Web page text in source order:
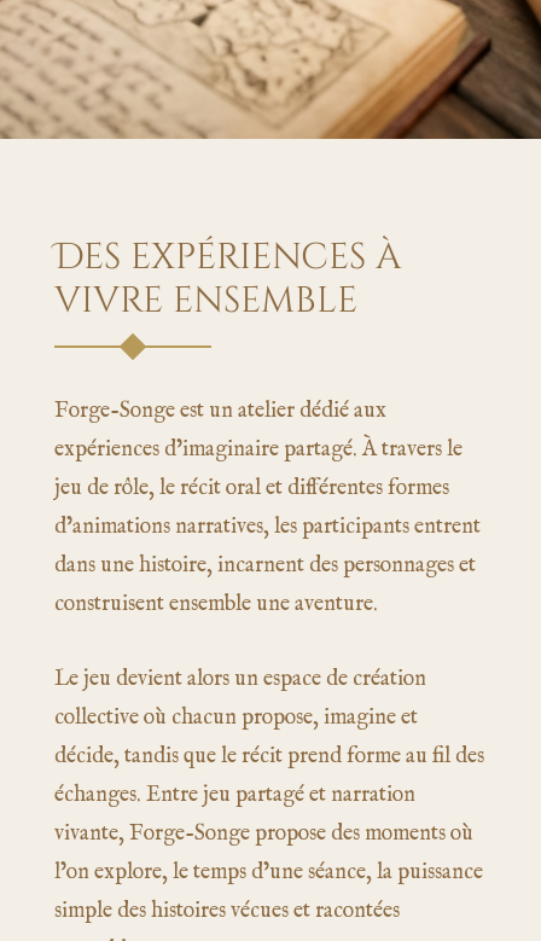
Des expériences à
vivre ensemble
Forge-Songe est un atelier dédié aux
expériences d’imaginaire partagé. À travers le
jeu de rôle, le récit oral et différentes formes
d’animations narratives, les participants entrent
dans une histoire, incarnent des personnages et
construisent ensemble une aventure.
Le jeu devient alors un espace de création
collective où chacun propose, imagine et
décide, tandis que le récit prend forme au fil des
échanges. Entre jeu partagé et narration
vivante, Forge-Songe propose des moments où
l’on explore, le temps d’une séance, la puissance
simple des histoires vécues et racontées